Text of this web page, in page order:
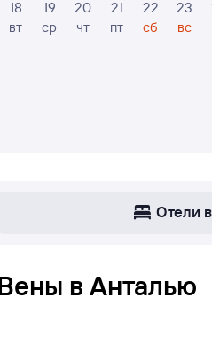
18
вт
19
ср
20
чт
21
пт
22
сб
23
вс
Отели
в Анталью